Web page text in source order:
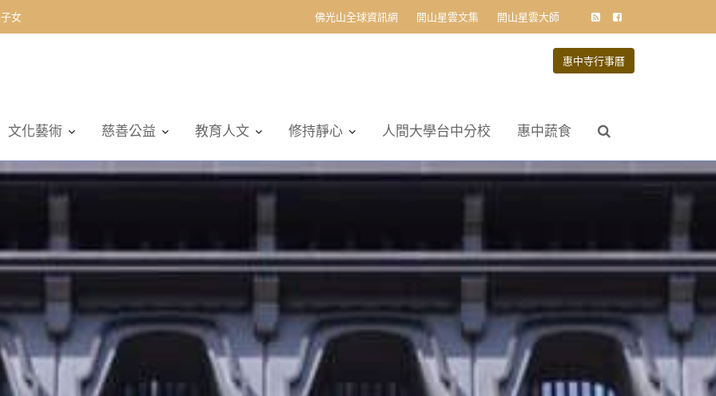
女 佛光山全球資訊網 開山星雲文集 開山星雲大師
惠中寺行事曆
文化藝術 慈善公益 教育人文 修持靜心 人間大學台中分校 惠中蔬食